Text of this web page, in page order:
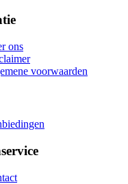
ons
voorwaarden